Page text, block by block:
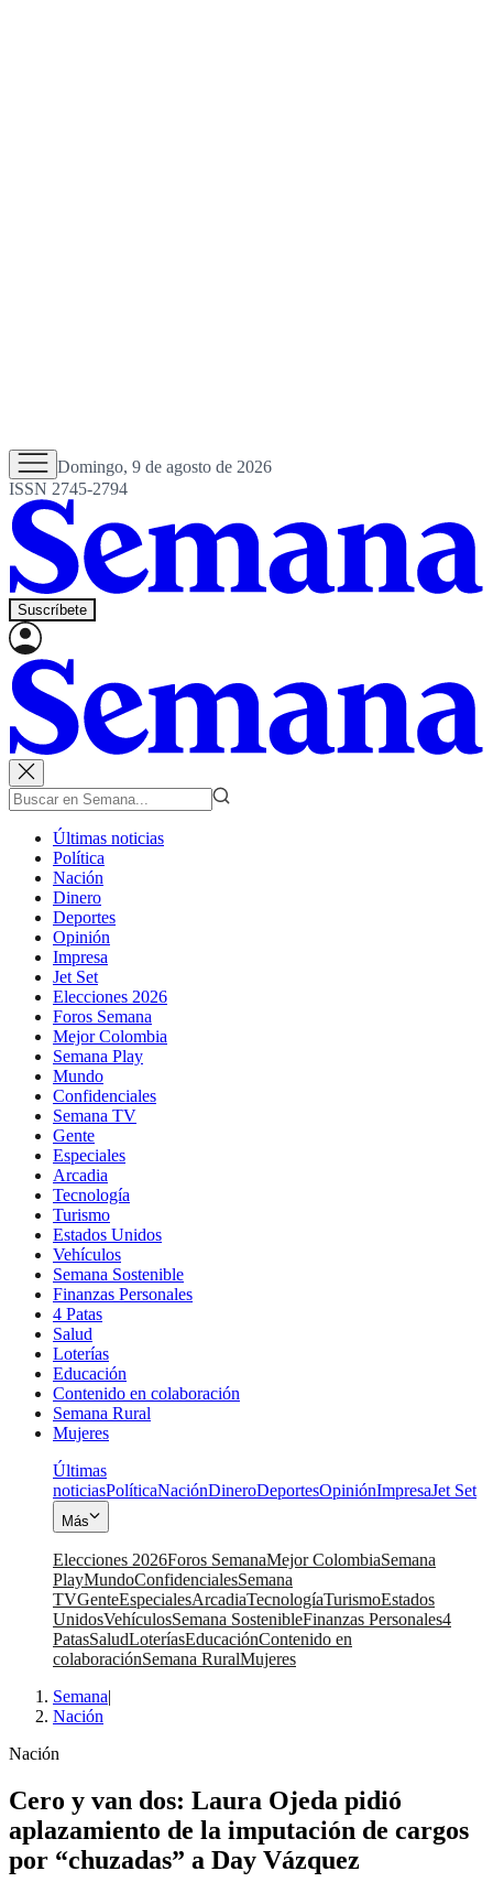
Domingo, 9 de agosto de 2026
ISSN 2745-2794
Suscríbete
Últimas noticias
Política
Nación
Dinero
Deportes
Opinión
Impresa
Jet Set
Elecciones 2026
Foros Semana
Mejor Colombia
Semana Play
Mundo
Confidenciales
Semana TV
Gente
Especiales
Arcadia
Tecnología
Turismo
Estados Unidos
Vehículos
Semana Sostenible
Finanzas Personales
4 Patas
Salud
Loterías
Educación
Contenido en colaboración
Semana Rural
Mujeres
Últimas
noticiasPolíticaNaciónDineroDeportesOpiniónImpresaJet Set
Más
Elecciones 2026Foros SemanaMejor ColombiaSemana
PlayMundoConfidencialesSemana
TVGenteEspecialesArcadiaTecnologíaTurismoEstados
UnidosVehículosSemana SostenibleFinanzas Personales4
PatasSaludLoteríasEducaciónContenido en
colaboraciónSemana RuralMujeres
Semana|
Nación
Nación
Cero y van dos: Laura Ojeda pidió
aplazamiento de la imputación de cargos
por “chuzadas” a Day Vázquez